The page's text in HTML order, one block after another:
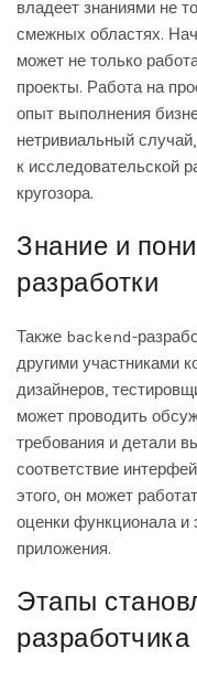
владеет знаниями не
смежных областях.
может не только
проекты. Работа на
опыт выполнения
нетривиальный
к исследовательской
кругозора.
Знание и
разработки
Также backend-
другими участниками
дизайнеров,
может проводить
требования и детали
соответствие
этого, он может
оценки функционала и
приложения.
Этапы
разработчика